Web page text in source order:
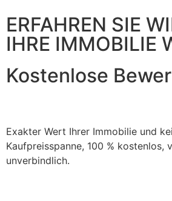
ERFAHREN SIE
IHRE IMMOBILIE
Kostenlose
Exakter Wert Ihrer Immobilie und
Kaufpreisspanne, 100 % kostenlos,
unverbindlich.